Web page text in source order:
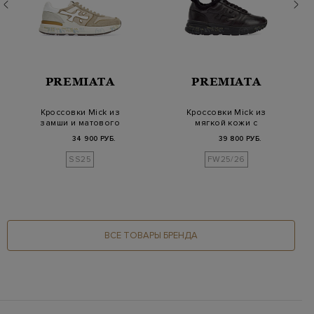
PREMIATA
Кроссовки Mick из
замши и матового
текс…
34 900 РУБ.
SS25
PREMIATA
Кроссовки Mick из
мягкой кожи с
39 800 РУБ.
FW25/26
ВСЕ ТОВАРЫ БРЕНДА